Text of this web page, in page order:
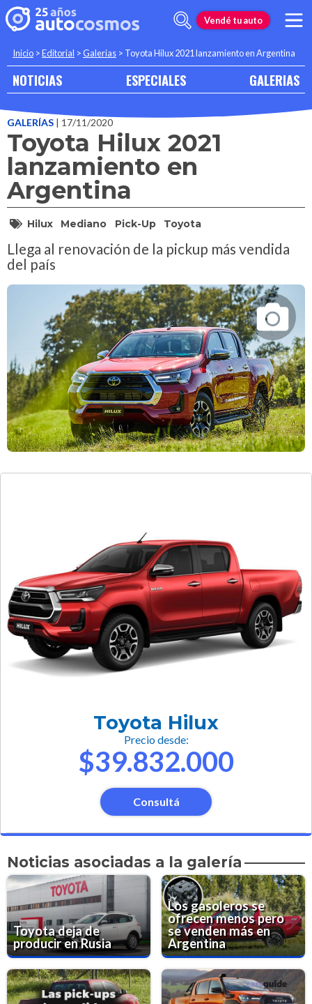
Vendé tu auto
Inicio >Editorial >Galerias > Toyota Hilux 2021 lanzamiento en Argentina
NOTICIAS ESPECIALES GALERIAS
GALERÍAS | 17/11/2020
Toyota Hilux 2021
lanzamiento en
Argentina
Hilux Mediano Pick-Up Toyota
Llega al renovación de la pickup más vendida
del país
Toyota Hilux
Precio desde:
$39.832.000
Consultá
Noticias asociadas a la galería
Toyota deja de
producir en Rusia
Los gasoleros se
ofrecen menos pero
se venden más en
Argentina